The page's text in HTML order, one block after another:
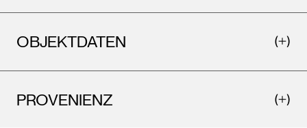
OBJEKTDATEN
PROVENIENZ